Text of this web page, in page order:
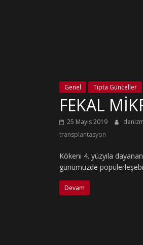
Genel Tıpta Günceller
FEKAL
25 Mayıs 2019
transplantasyon
Kökeni 4. yüzyıla
günümüzde
Devam